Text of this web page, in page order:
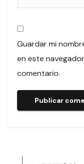
Guardar mi
en este
comentario.